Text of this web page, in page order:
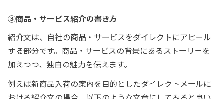
③商品・サービス紹介の書き方
紹介文は、自社の商品・サービスをダイレクトにアピール
する部分です。商品・サービスの背景にあるストーリーを
加えつつ、独自の魅力を伝えます。
例えば新商品入荷の案内を目的としたダイレクトメールに